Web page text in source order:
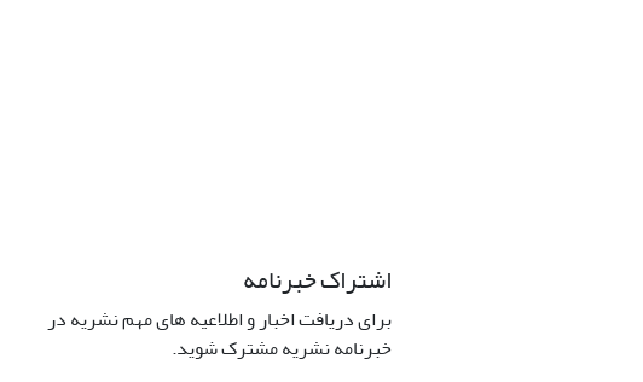
اشتراک خبرنامه
برای دریافت اخبار و اطلاعیه های مهم نشریه در
خبرنامه نشریه مشترک شوید.